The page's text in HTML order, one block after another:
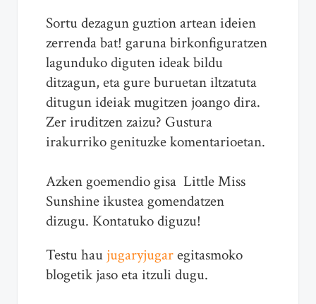
Sortu dezagun guztion artean ideien
zerrenda bat! garuna birkonfiguratzen
lagunduko diguten ideak bildu
ditzagun, eta gure buruetan iltzatuta
ditugun ideiak mugitzen joango dira.
Zer iruditzen zaizu? Gustura
irakurriko genituzke komentarioetan.
Azken goemendio gisa Little Miss
Sunshine ikustea gomendatzen
dizugu. Kontatuko diguzu!
Testu hau jugaryjugaregitasmoko
blogetik jaso eta itzuli dugu.